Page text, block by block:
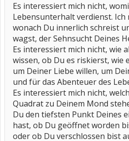
Es interessiert mich nicht,
Lebensunterhalt verdienst. Ich
wonach Du innerlich schreist
wagst, der Sehnsucht Deines
Es interessiert mich nicht, wie
wissen, ob Du es riskierst, wie
um Deiner Liebe willen, um
und für das Abenteuer des
Es interessiert mich nicht,
Quadrat zu Deinem Mond
Du den tiefsten Punkt Deines
hast, ob Du geöffnet worden
oder ob Du verschlossen bist